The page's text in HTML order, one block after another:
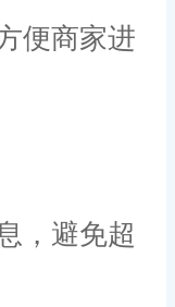
便商家进
避免超